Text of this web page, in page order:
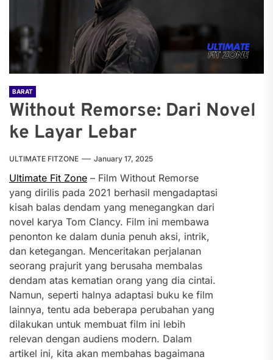
BARAT
Without Remorse: Dari Novel
ke Layar Lebar
ULTIMATE FITZONE January 17, 2025
Ultimate Fit Zone – Film Without Remorse
yang dirilis pada 2021 berhasil mengadaptasi
kisah balas dendam yang menegangkan dari
novel karya Tom Clancy. Film ini membawa
penonton ke dalam dunia penuh aksi, intrik,
dan ketegangan. Menceritakan perjalanan
seorang prajurit yang berusaha membalas
dendam atas kematian orang yang dia cintai.
Namun, seperti halnya adaptasi buku ke film
lainnya, tentu ada beberapa perubahan yang
dilakukan untuk membuat film ini lebih
relevan dengan audiens modern. Dalam
artikel ini, kita akan membahas bagaimana